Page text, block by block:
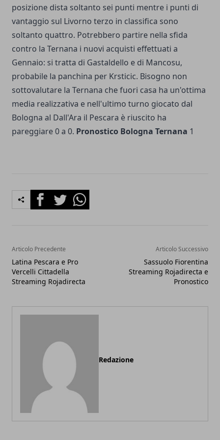
posizione dista soltanto sei punti mentre i punti di
vantaggio sul Livorno terzo in classifica sono
soltanto quattro. Potrebbero partire nella sfida
contro la Ternana i nuovi acquisti effettuati a
Gennaio: si tratta di Gastaldello e di Mancosu,
probabile la panchina per Krsticic. Bisogno non
sottovalutare la Ternana che fuori casa ha un'ottima
media realizzativa e nell'ultimo turno giocato dal
Bologna al Dall'Ara il Pescara è riuscito ha
pareggiare 0 a 0. Pronostico Bologna Ternana 1
FacebookTwitterWhatsapp
Articolo Precedente
Latina Pescara e Pro
Vercelli Cittadella
Streaming Rojadirecta
Articolo Successivo
Sassuolo Fiorentina
Streaming Rojadirecta e
Pronostico
Redazione